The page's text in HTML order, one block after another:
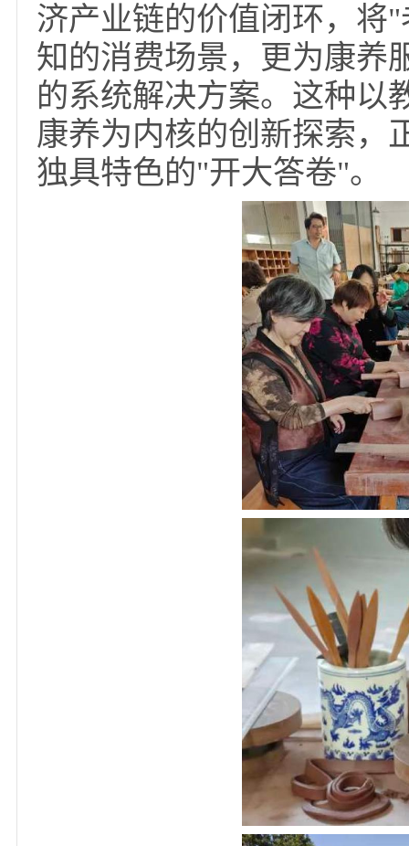
的双重价值——既激活
创了老年教育服务供给
作为老年教育跨界融
越传统游学活动的边
济产业链的价值闭环
知的消费场景，更为
的系统解决方案。这
康养为内核的创新探
独具特色的"开大答卷"